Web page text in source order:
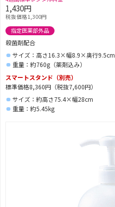
1,430円
税抜価格1,300円
指定医薬部外品
殺菌剤配合
サイズ：高さ16.3×幅8.9×奥行9.5cm
重量：約760g（薬剤込み）
スマートスタンド（別売）
標準価格8,360円（税抜7,600円）
サイズ：約高さ75.4×幅28cm
重量：約5.45kg